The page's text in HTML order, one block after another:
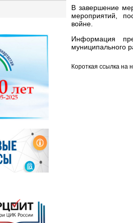
В завершение
мероприятий,
войне.
Информация
муниципального
Короткая ссылка на